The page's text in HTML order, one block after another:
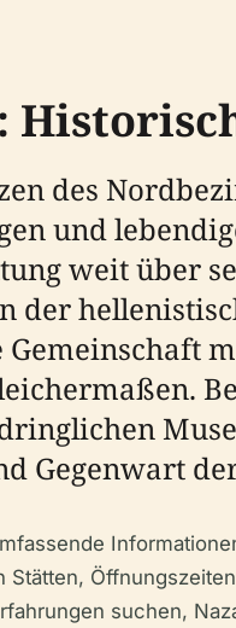
des
und
weit über
der
Gegenwart
Stätten,
suchen,